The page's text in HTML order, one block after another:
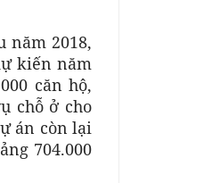
năm 2018,
kiến năm
căn hộ,
chỗ ở cho
án còn lại
704.000